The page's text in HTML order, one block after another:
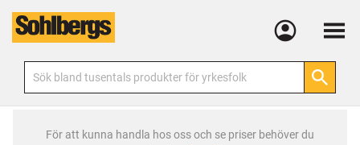
Meny
För att kunna handla hos oss och se priser behöver du